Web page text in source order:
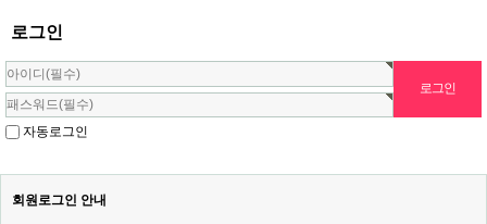
로그인
자동로그인
회원로그인 안내